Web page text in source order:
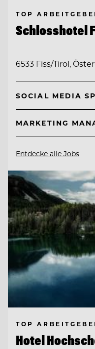
TOP
Schlosshotel
6533 Fiss/Tirol,
SOCIAL MEDIA
MARKETING
Entdecke alle Jobs
TOP
Hotel